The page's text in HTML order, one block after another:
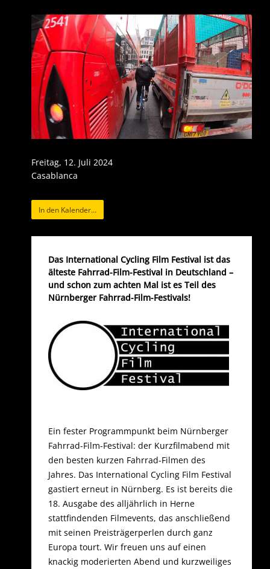
Das International Cycling Film Festival ist das
älteste Fahrrad-Film-Festival in Deutschland –
und schon zum achten Mal ist es Teil des
Nürnberger Fahrrad-Film-Festivals!
Ein fester Programmpunkt beim Nürnberger
Fahrrad-Film-Festival: der Kurzfilmabend mit
den besten kurzen Fahrrad-Filmen des
Jahres. Das International Cycling Film Festival
gastiert erneut in Nürnberg. Es ist bereits die
18. Ausgabe des alljährlich in Herne
stattfindenden Filmevents, das anschließend
mit seinen Preisträgerperlen durch ganz
Europa tourt. Wir freuen uns auf einen
knackig moderierten Abend und kurzweiliges
Freitag, 12. Juli 2024
Casablanca
In den Kalender…